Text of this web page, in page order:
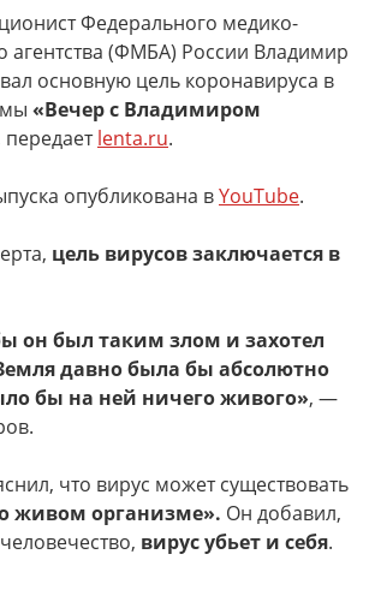
Федерального медико-
агентства (ФМБА) России Владимир
основную цель коронавируса в
«Вечер с Владимиром
передаетlenta.ru.
опубликована вYouTube.
цель вирусов заключается в
он был таким злом и захотел
давно была бы абсолютно
бы на ней ничего живого», —
что вирус может существовать
живом организме». Он добавил,
вирус убьет и себя.